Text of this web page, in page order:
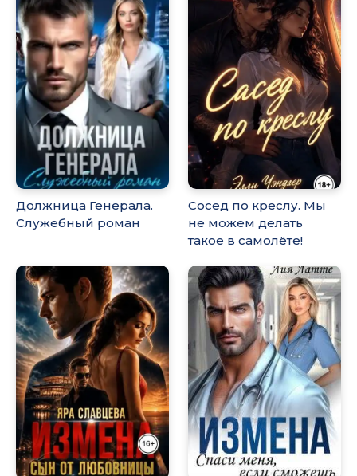
Должница Генерала.
Служебный роман
Сосед по креслу. Мы
не можем делать
такое в самолёте!